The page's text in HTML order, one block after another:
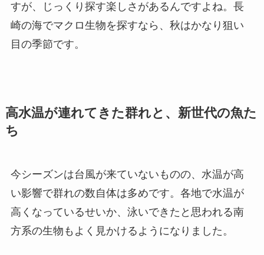
すが、じっくり探す楽しさがあるんですよね。長
崎の海でマクロ生物を探すなら、秋はかなり狙い
目の季節です。
高水温が連れてきた群れと、新世代の魚た
ち
今シーズンは台風が来ていないものの、水温が高
い影響で群れの数自体は多めです。各地で水温が
高くなっているせいか、泳いできたと思われる南
方系の生物もよく見かけるようになりました。